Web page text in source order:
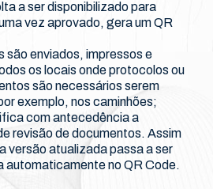
a ser disponibilizado para
vez aprovado, gera um QR
são enviados, impressos e
os locais onde protocolos ou
são necessários serem
exemplo, nos caminhões;
com antecedência a
revisão de documentos. Assim
versão atualizada passa a ser
automaticamente no QR Code.